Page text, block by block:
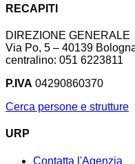
RECAPITI
DIREZIONE GENERALE
Via Po, 5 – 40139
centralino: 051 6223811
P.IVA 04290860370
Cerca persone e strutture
URP
Contatta l'Agenzia